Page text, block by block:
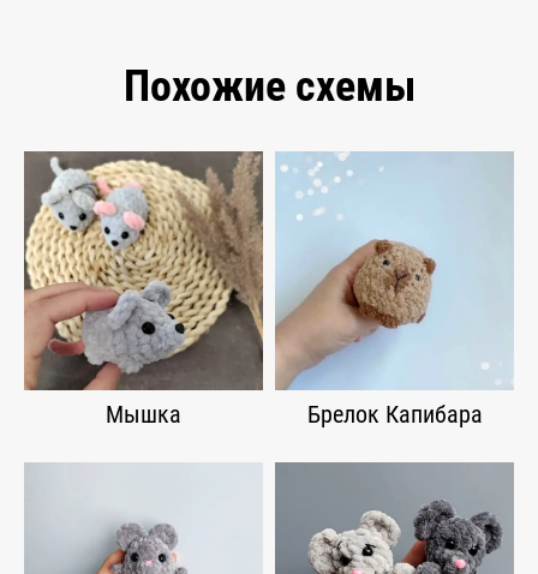
Похожие схемы
Мышка Брелок Капибара